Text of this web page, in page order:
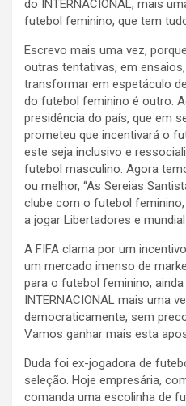
do INTERNACIONAL, mais
futebol feminino, que tem
Escrevo mais uma vez,
outras tentativas, em
transformar em espetáculo
do futebol feminino é outro.
presidência do país, que em
prometeu que incentivará o
este seja inclusivo e
futebol masculino. Agora
ou melhor, “As Sereias
clube com o futebol
a jogar Libertadores e
A FIFA clama por um
um mercado imenso de
para o futebol feminino, ainda
INTERNACIONAL mais uma
democraticamente, sem
Vamos ganhar mais esta
Duda foi ex-jogadora de
seleção. Hoje empresária,
comanda uma escolinha de